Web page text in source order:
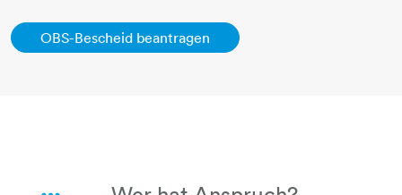
OBS-Bescheid beantragen